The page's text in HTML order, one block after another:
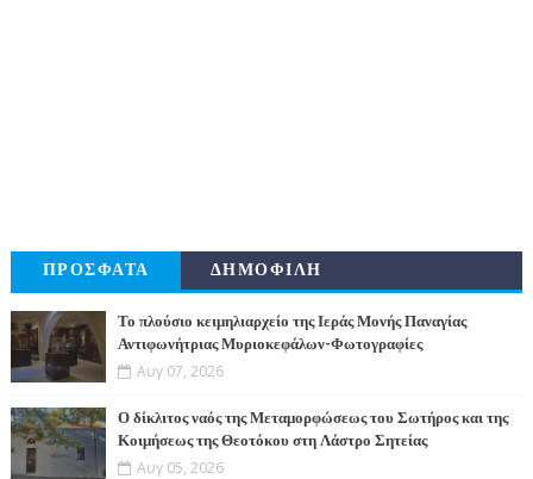
ΠΡΟΣΦΑΤΑ ΔΗΜΟΦΙΛΗ
Το πλούσιο κειμηλιαρχείο της Ιεράς Μονής Παναγίας
Αντιφωνήτριας Μυριοκεφάλων-Φωτογραφίες
Αυγ 07, 2026
Ο δίκλιτος ναός της Μεταμορφώσεως του Σωτήρος και της
Κοιμήσεως της Θεοτόκου στη Λάστρο Σητείας
Αυγ 05, 2026